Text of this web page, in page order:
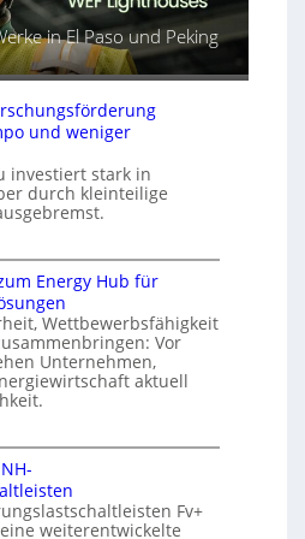
in El Paso und Peking
und weniger
investiert stark in
durch kleinteilige
Energy Hub für
Wettbewerbsfähigkeit
Vor
Unternehmen,
aktuell
Fv+
weiterentwickelte